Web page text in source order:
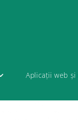
Aplicații web și